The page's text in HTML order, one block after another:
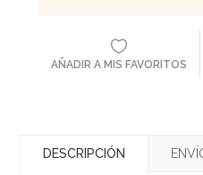
AÑADIR A MIS FAVORITOS
DESCRIPCIÓN